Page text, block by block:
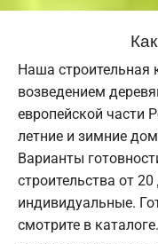
Наша строительная
возведением
европейской части
летние и зимние
Варианты
строительства от
индивидуальные.
смотрите в